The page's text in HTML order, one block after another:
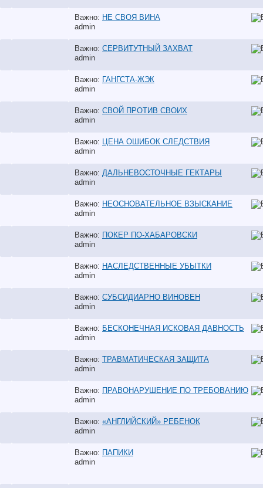
Важно: НЕ СВОЯ ВИНА
аdmin
Важно: СЕРВИТУТНЫЙ ЗАХВАТ
аdmin
Важно: ГАНГСТА-ЖЭК
аdmin
Важно: СВОЙ ПРОТИВ СВОИХ
аdmin
Важно: ЦЕНА ОШИБОК СЛЕДСТВИЯ
аdmin
Важно: ДАЛЬНЕВОСТОЧНЫЕ ГЕКТАРЫ
аdmin
Важно: НЕОСНОВАТЕЛЬНОЕ ВЗЫСКАНИЕ
аdmin
Важно: ПОКЕР ПО-ХАБАРОВСКИ
аdmin
Важно: НАСЛЕДСТВЕННЫЕ УБЫТКИ
аdmin
Важно: СУБСИДИАРНО ВИНОВЕН
аdmin
Важно: БЕСКОНЕЧНАЯ ИСКОВАЯ ДАВНОСТЬ
аdmin
Важно: ТРАВМАТИЧЕСКАЯ ЗАЩИТА
аdmin
Важно: ПРАВОНАРУШЕНИЕ ПО ТРЕБОВАНИЮ
аdmin
Важно: «АНГЛИЙСКИЙ» РЕБЕНОК
аdmin
Важно: ПАПИКИ
аdmin